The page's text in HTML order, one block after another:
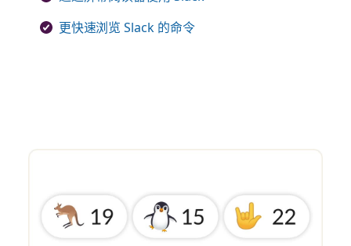
更快速浏览 Slack 的命令